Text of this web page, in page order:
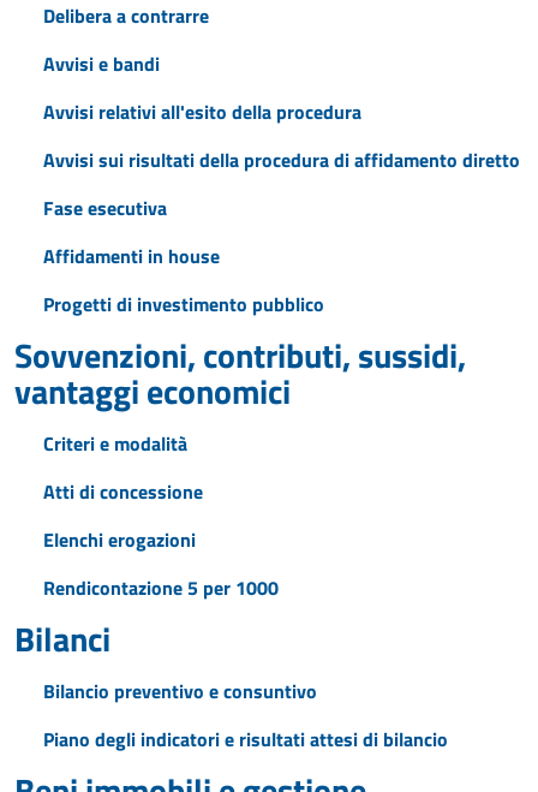
Delibera a contrarre
Avvisi e bandi
Avvisi relativi all'esito della procedura
Avvisi sui risultati della procedura di affidamento diretto
Fase esecutiva
Affidamenti in house
Progetti di investimento pubblico
Sovvenzioni, contributi, sussidi,
vantaggi economici
Criteri e modalità
Atti di concessione
Elenchi erogazioni
Rendicontazione 5 per 1000
Bilanci
Bilancio preventivo e consuntivo
Piano degli indicatori e risultati attesi di bilancio